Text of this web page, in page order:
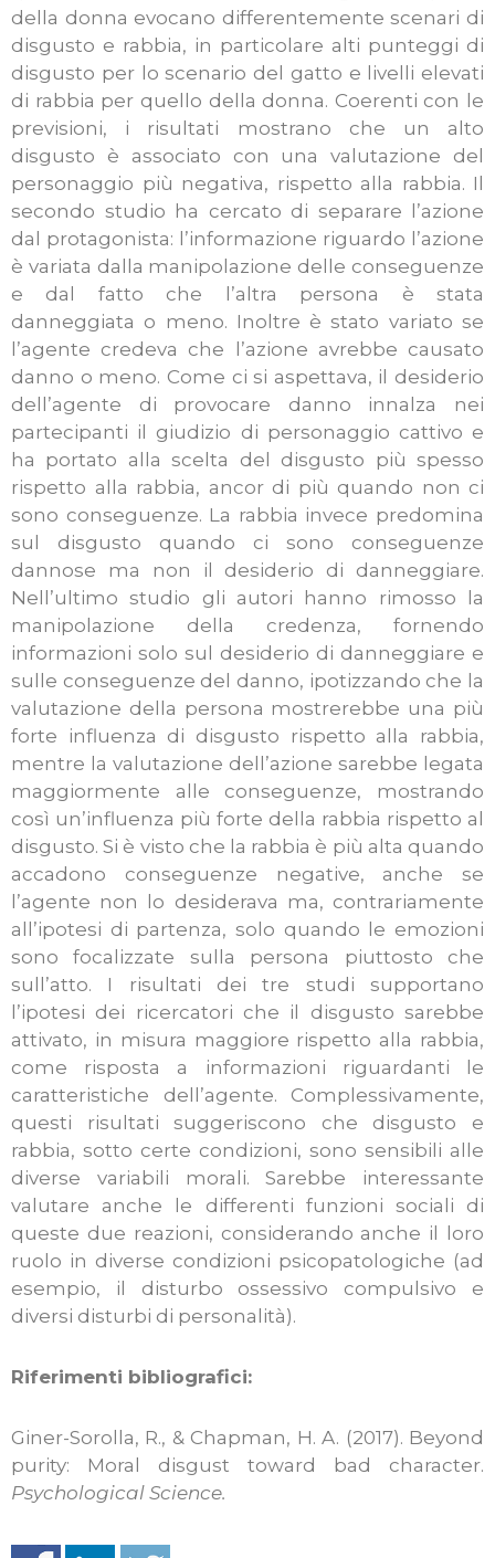
della donna evocano differentemente scenari di
disgusto e rabbia, in particolare alti punteggi di
disgusto per lo scenario del gatto e livelli elevati
di rabbia per quello della donna. Coerenti con le
previsioni, i risultati mostrano che un alto
disgusto è associato con una valutazione del
personaggio più negativa, rispetto alla rabbia. Il
secondo studio ha cercato di separare l’azione
dal protagonista: l’informazione riguardo l’azione
è variata dalla manipolazione delle conseguenze
e dal fatto che l’altra persona è stata
danneggiata o meno. Inoltre è stato variato se
l’agente credeva che l’azione avrebbe causato
danno o meno. Come ci si aspettava, il desiderio
dell’agente di provocare danno innalza nei
partecipanti il giudizio di personaggio cattivo e
ha portato alla scelta del disgusto più spesso
rispetto alla rabbia, ancor di più quando non ci
sono conseguenze. La rabbia invece predomina
sul disgusto quando ci sono conseguenze
dannose ma non il desiderio di danneggiare.
Nell’ultimo studio gli autori hanno rimosso la
manipolazione della credenza, fornendo
informazioni solo sul desiderio di danneggiare e
sulle conseguenze del danno, ipotizzando che la
valutazione della persona mostrerebbe una più
forte influenza di disgusto rispetto alla rabbia,
mentre la valutazione dell’azione sarebbe legata
maggiormente alle conseguenze, mostrando
così un’influenza più forte della rabbia rispetto al
disgusto. Si è visto che la rabbia è più alta quando
accadono conseguenze negative, anche se
l’agente non lo desiderava ma, contrariamente
all’ipotesi di partenza, solo quando le emozioni
sono focalizzate sulla persona piuttosto che
sull’atto. I risultati dei tre studi supportano
l’ipotesi dei ricercatori che il disgusto sarebbe
attivato, in misura maggiore rispetto alla rabbia,
come risposta a informazioni riguardanti le
caratteristiche dell’agente. Complessivamente,
questi risultati suggeriscono che disgusto e
rabbia, sotto certe condizioni, sono sensibili alle
diverse variabili morali. Sarebbe interessante
valutare anche le differenti funzioni sociali di
queste due reazioni, considerando anche il loro
ruolo in diverse condizioni psicopatologiche (ad
esempio, il disturbo ossessivo compulsivo e
diversi disturbi di personalità).
Riferimenti bibliografici:
Giner-Sorolla, R., & Chapman, H. A. (2017). Beyond
purity: Moral disgust toward bad character.
Psychological Science.